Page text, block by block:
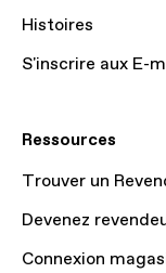
Histoires
S'inscrire aux E-
Ressources
Trouver un
Devenez
Connexion